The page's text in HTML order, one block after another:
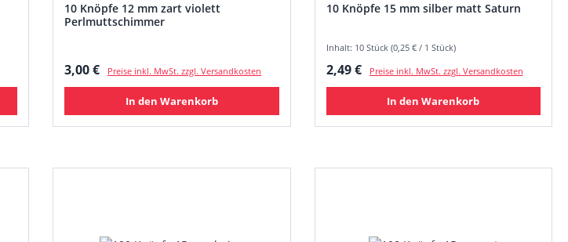
10 Knöpfe 12 mm zart violett
Perlmuttschimmer
Regulärer Preis:
3,00 € Preise inkl. MwSt. zzgl. Versandkosten
In den Warenkorb
10 Knöpfe 15 mm silber matt Saturn
Inhalt: 10 Stück (0,25 € / 1 Stück)
Regulärer Preis:
2,49 € Preise inkl. MwSt. zzgl. Versandkosten
In den Warenkorb